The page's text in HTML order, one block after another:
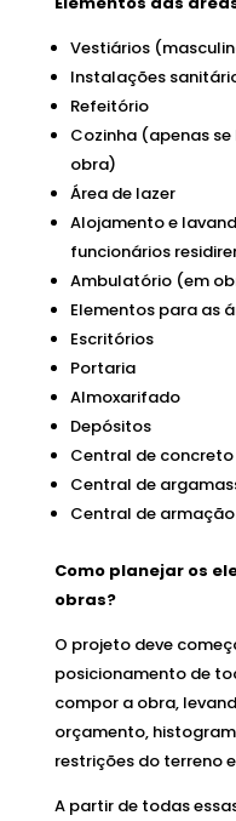
Vestiários
Instalações
Refeitório
Cozinha (apenas
obra)
Área de lazer
Alojamento e
funcionários
Ambulatório (em
Elementos para as
Escritórios
Portaria
Almoxarifado
Depósitos
Central de concreto
Central de
Central de armação
Como planejar os
obras?
O projeto deve
posicionamento de
compor a obra,
orçamento,
restrições do terreno
A partir de todas